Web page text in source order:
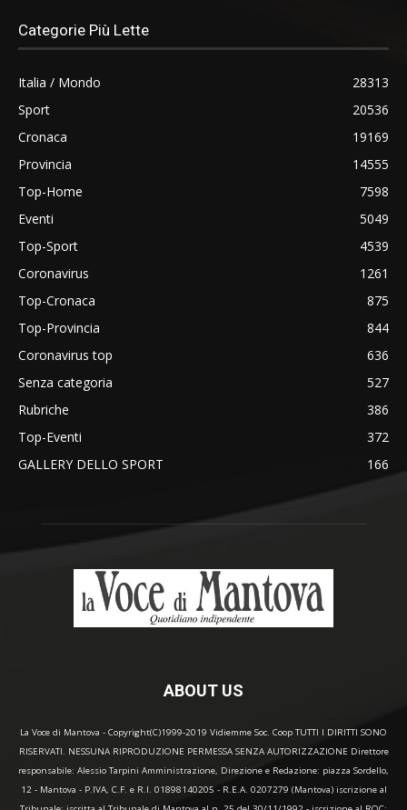
Categorie Più Lette
Italia / Mondo
28313
Sport
20536
Cronaca
19169
Provincia
14555
Top-Home
7598
Eventi
5049
Top-Sport
4539
Coronavirus
1261
Top-Cronaca
875
Top-Provincia
844
Coronavirus top
636
Senza categoria
527
Rubriche
386
Top-Eventi
372
GALLERY DELLO SPORT
166
ABOUT US
La Voce di Mantova - Copyright(C)1999-2019 Vidiemme Soc. Coop TUTTI I DIRITTI SONO
RISERVATI. NESSUNA RIPRODUZIONE PERMESSA SENZA AUTORIZZAZIONE Direttore
responsabile: Alessio Tarpini Amministrazione, Direzione e Redazione: piazza Sordello,
12 - Mantova - P.IVA, C.F. e R.I. 01898140205 - R.E.A. 0207279 (Mantova) iscrizione al